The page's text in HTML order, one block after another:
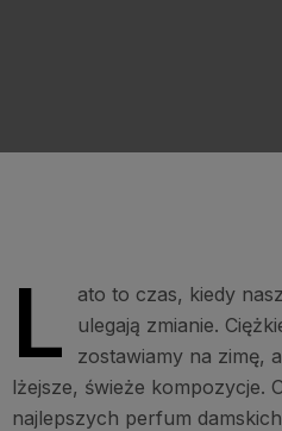
L
ato to czas, kiedy
ulegają zmianie.
zostawiamy na zimę,
lżejsze, świeże kompozycje.
najlepszych perfum